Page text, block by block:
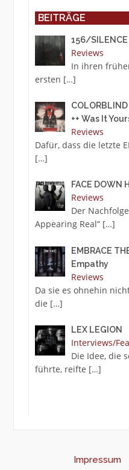
BEITRÄGE
156/
Reviews
In ihren
ersten […]
++ Was It
Reviews
Dafür, dass die letzte
[…]
FACE DOWN
Reviews
Der
Appearing Real“ […]
EMBRACE
Empathy
Reviews
Da sie es ohnehin
die […]
LEX LEGION
Interviews/
Die Idee, die
führte, reifte […]
Impressum